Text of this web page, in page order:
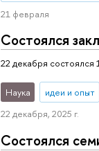
21 февраля
Состоялся
22 декабря
Наука идеи и опыт
22 декабря, 2025 г.
Состоялся